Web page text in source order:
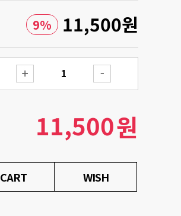
9% 11,500원
11,500원
CART WISH